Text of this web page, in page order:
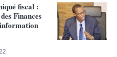
fiscal :
Finances